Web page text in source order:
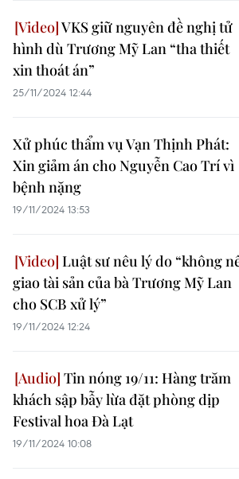
VKS giữ nguyên đề nghị tử
hình dù Trương Mỹ Lan “tha thiết
xin thoát án”
25/11/2024 12:44
Xử phúc thẩm vụ Vạn Thịnh Phát:
Xin giảm án cho Nguyễn Cao Trí vì
bệnh nặng
19/11/2024 13:53
Luật sư nêu lý do “không
giao tài sản của bà Trương Mỹ Lan
cho SCB xử lý”
19/11/2024 12:24
Tin nóng 19/11: Hàng trăm
khách sập bẫy lừa đặt phòng dịp
Festival hoa Đà Lạt
19/11/2024 10:08